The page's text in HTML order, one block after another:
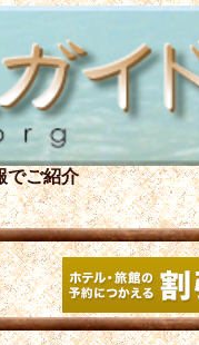
でご紹介